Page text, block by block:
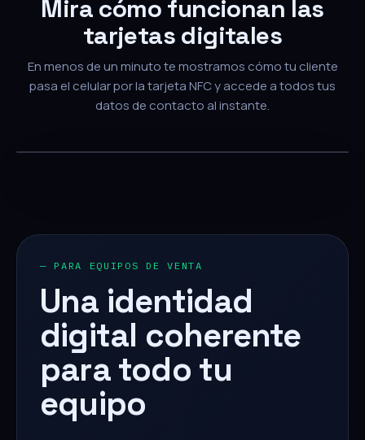
Mira cómo funcionan las
tarjetas digitales
En menos de un minuto te mostramos cómo tu cliente
pasa el celular por la tarjeta NFC y accede a todos tus
datos de contacto al instante.
— PARA EQUIPOS DE VENTA
Una identidad
digital coherente
para todo tu
equipo